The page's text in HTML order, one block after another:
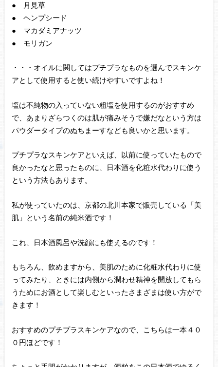
● 月見草
● ヘンプシード
● マカダミアナッツ
● モリガン
・・・オイルに関してはプチプラなものを選んでスキンケ
アとして使用すると使い続けやすいですよね！
塩は不純物の入っていない粗塩を使用するのがおすすめ
で、あまりざらつくのは肌が痛みそうで嫌だなという方は
パウダータイプのぬちまーすなども良いかと思います。
プチプラなスキンケアといえば、以前に使っていたもので
良かったなと思ったものに、日本酒を化粧水代わりに使う
という方法もあります。
私が使っていたのは、京都の北川本家で販売している「美
肌」という名前の純米酒です！
これ、日本酒風呂や洗顔にも使えるのです！
もちろん、飲めますから、美肌のために化粧水代わりに使
ってみたり、ときには内側から潤わせ精神を開放してもら
うためにお酒として楽しむといったさまざまは使い方がで
きます！
おすすめのプチプラスキンケアなので、こちらは一本４０
０円ほどです！